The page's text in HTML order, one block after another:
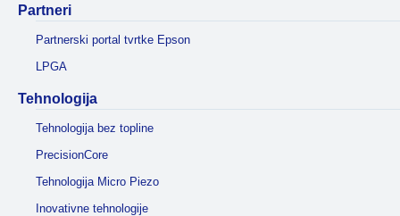
Partneri
Partnerski portal tvrtke Epson
LPGA
Tehnologija
Tehnologija bez topline
PrecisionCore
Tehnologija Micro Piezo
Inovativne tehnologije